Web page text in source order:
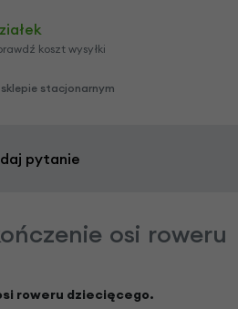
koszt wysyłki
stacjonarnym
pytanie
osi roweru
roweru dziecięcego.